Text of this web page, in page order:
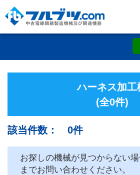
ハーネス加工
(全0件)
該当件数： 0件
お探しの機械が見つからない
までお問い合わせください。